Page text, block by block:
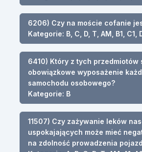
6206) Czy na moście cofanie
Kategorie: B, C, D, T, AM, B1, C1,
6410) Który z tych przedmiotów
obowiązkowe wyposażenie
samochodu osobowego?
Kategorie: B
11507) Czy zażywanie leków
uspokajających może mieć
na zdolność prowadzenia